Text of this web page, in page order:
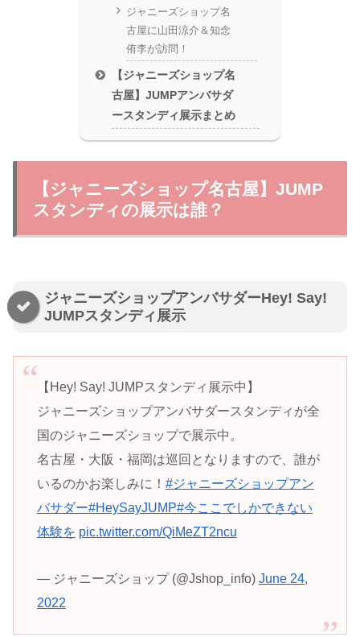
ジャニーズショップ名
古屋に山田涼介＆知念
侑李が訪問！
【ジャニーズショップ名
古屋】JUMPアンバサダ
ースタンディ展示まとめ
【ジャニーズショップ名古屋】JUMP
スタンディの展示は誰？
ジャニーズショップアンバサダーHey! Say!
JUMPスタンディ展示
【Hey! Say! JUMPスタンディ展示中】
ジャニーズショップアンバサダースタンディが全
国のジャニーズショップで展示中。
名古屋・大阪・福岡は巡回となりますので、誰が
いるのかお楽しみに！ #ジャニーズショップアン
バサダー#HeySayJUMP#今ここでしかできない
体験を pic.twitter.com/QiMeZT2ncu
— ジャニーズショップ (@Jshop_info) June 24,
2022